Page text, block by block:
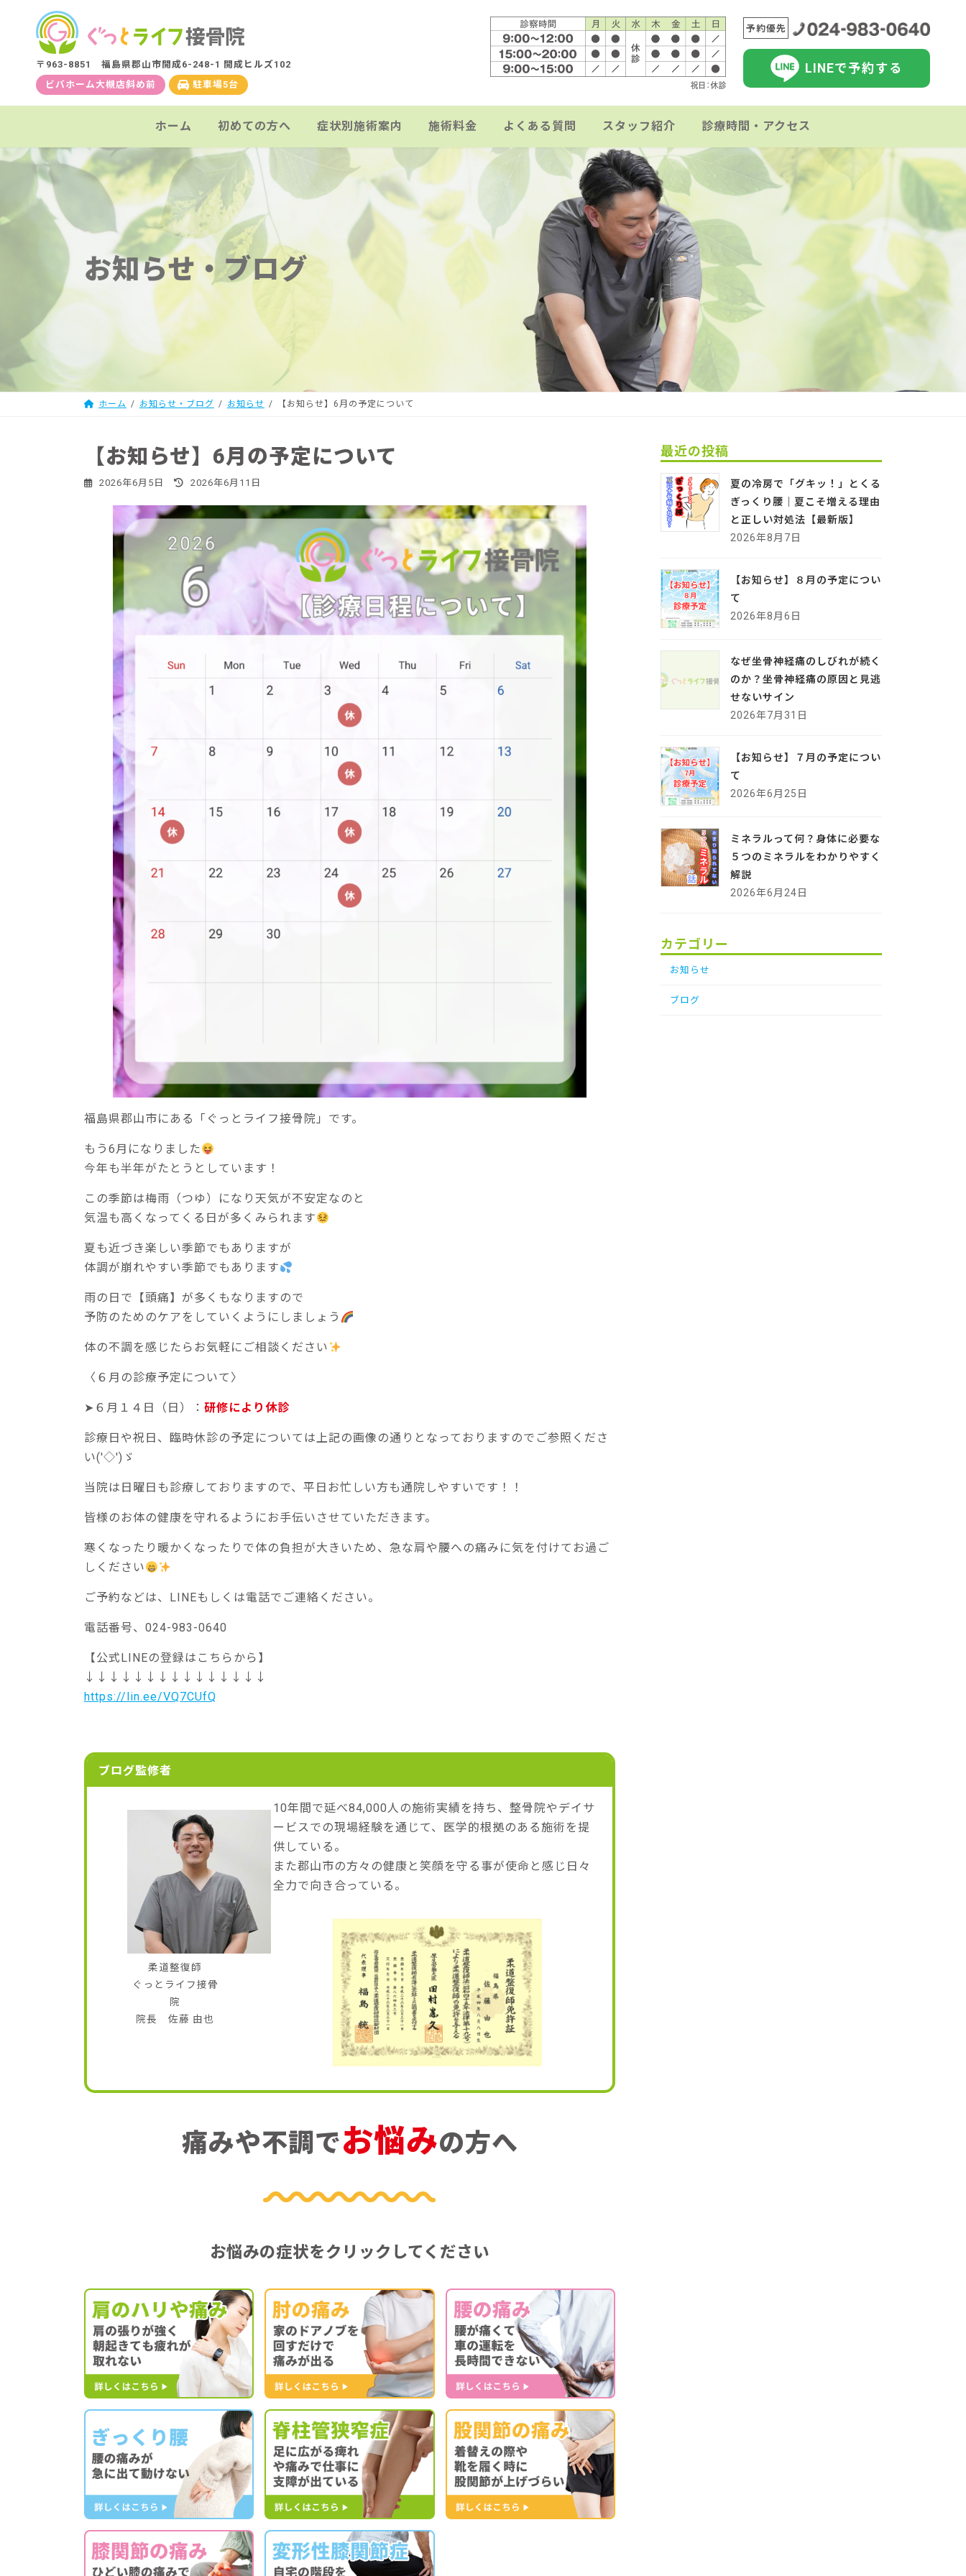
へ
キ
ョ
に
〒963-8851 福島県郡山市開成6-248-1 開成ヒルズ102
ビバホーム大槻店斜め前
駐車場5台
予約優先
LINEで予約する
ホーム 初めての方へ 症状別施術案内 施術料金 よくある質問 スタッフ紹介 診療時間・アクセス
お知らせ・ブログ
ホーム お知らせ・ブログ お知らせ 【お知らせ】6月の予定について
【お知らせ】6月の予定について
2026年6月5日
最
更
日
時
:
2026年6月11日
福島県郡山市にある「ぐっとライフ接骨院」です。
もう6月になりました
今年も半年がたとうとしています！
この季節は梅雨（つゆ）になり天気が不安定なのと
気温も高くなってくる日が多くみられます
夏も近づき楽しい季節でもありますが
体調が崩れやすい季節でもあります
雨の日で【頭痛】が多くもなりますので
予防のためのケアをしていくようにしましょう
体の不調を感じたらお気軽にご相談ください
〈６月の診療予定について〉
➤６月１４日（日）： 研修により休診
診療日や祝日、臨時休診の予定については上記の画像の通りとなっておりますのでご参照くださ
い('◇')ゞ
当院は日曜日も診療しておりますので、平日お忙しい方も通院しやすいです！！
皆様のお体の健康を守れるようにお手伝いさせていただきます。
寒くなったり暖かくなったりで体の負担が大きいため、急な肩や腰への痛みに気を付けてお過ご
しください
ご予約などは、LINEもしくは電話でご連絡ください。
電話番号、024-983-0640
【公式LINEの登録はこちらから】
↓↓↓↓↓↓↓↓↓↓↓↓↓↓↓
https://lin.ee/VQ7CUfQ
ブログ監修者
柔道整復師
ぐっとライフ接骨
院
院長 佐藤 由也
10年間で延べ84,000人の施術実績を持ち、整骨院やデイサ
ービスでの現場経験を通じて、医学的根拠のある施術を提
供している。
また郡山市の方々の健康と笑顔を守る事が使命と感じ日々
全力で向き合っている。
痛みや不調でお悩みの方へ
お悩みの症状をクリックしてください
最近の投稿
夏の冷房で「グキッ！」とくる
ぎっくり腰｜夏こそ増える理由
と正しい対処法【最新版】
2026年8月7日
【お知らせ】８月の予定につい
て
2026年8月6日
なぜ坐骨神経痛のしびれが続く
のか？坐骨神経痛の原因と見逃
せないサイン
2026年7月31日
【お知らせ】７月の予定につい
て
2026年6月25日
ミネラルって何？身体に必要な
５つのミネラルをわかりやすく
解説
2026年6月24日
カテゴリー
お知らせ
ブログ